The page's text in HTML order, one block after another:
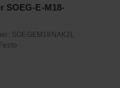
SOEG-E-M18-
SOEGEM18NAK2L
Festo